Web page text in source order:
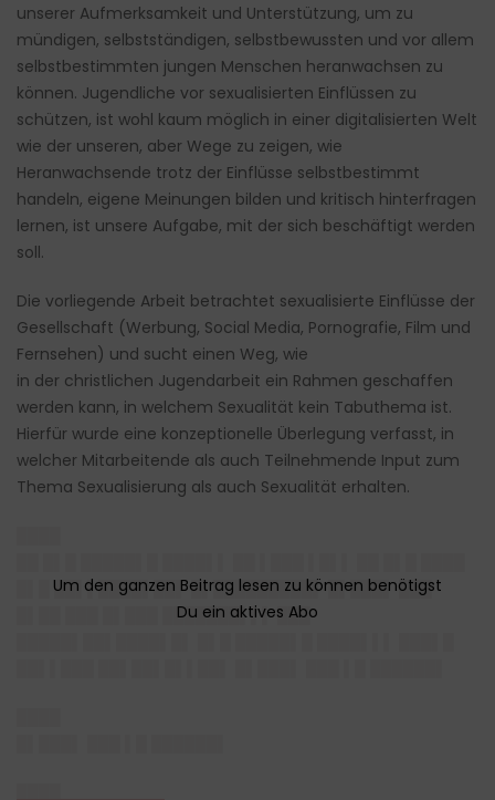
unserer Aufmerksamkeit und Unterstützung, um zu
mündigen, selbstständigen, selbstbewussten und vor allem
selbstbestimmten jungen Menschen heranwachsen zu
können. Jugendliche vor sexualisierten Einflüssen zu
schützen, ist wohl kaum möglich in einer digitalisierten Welt
wie der unseren, aber Wege zu zeigen, wie
Heranwachsende trotz der Einflüsse selbstbestimmt
handeln, eigene Meinungen bilden und kritisch hinterfragen
lernen, ist unsere Aufgabe, mit der sich beschäftigt werden
soll.
Die vorliegende Arbeit betrachtet sexualisierte Einflüsse der
Gesellschaft (Werbung, Social Media, Pornografie, Film und
Fernsehen) und sucht einen Weg, wie
in der christlichen Jugendarbeit ein Rahmen geschaffen
werden kann, in welchem Sexualität kein Tabuthema ist.
Hierfür wurde eine konzeptionelle Überlegung verfasst, in
welcher Mitarbeitende als auch Teilnehmende Input zum
Thema Sexualisierung als auch Sexualität erhalten.
█▌█ ██▌▌████▌██▌ █▌█████████▌ █▌███▌ ███
█▌██ ███ █▌███ ███████▌▌▌ ███